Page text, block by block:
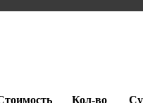
Кол-во